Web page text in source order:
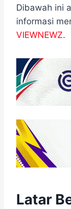
Dibawah ini
informasi
VIEWNEWZ.
Latar